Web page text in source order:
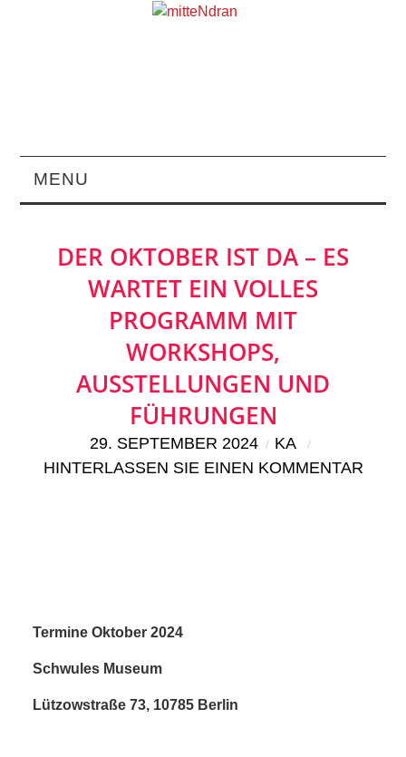
MENU
MAGAZIN
ÜBER UNS
RUBRIKEN
KIEK MA! /
MEINUNG
UND
GASTRONOMIE
DER OKTOBER IST DA – ES
WARTET EIN VOLLES
PROGRAMM MIT
WORKSHOPS,
AUSSTELLUNGEN UND
FÜHRUNGEN
29. SEPTEMBER 2024
KA
HINTERLASSEN SIE EINEN KOMMENTAR
Termine Oktober 2024
Schwules Museum
Lützowstraße 73, 10785 Berlin